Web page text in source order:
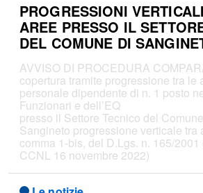
PROGRESSIONI
AREE PRESSO IL
DEL COMUNE DI
AVVISO DI PROCEDURA
copertura tramite progressione tra le
personale dipendente di n. 1 posto
Funzionari e dell’EQ
presso il Settore Tecnico del
Sangineto progressione verticale tra
comma 1-bis, del D.Lgs. n. 165/2001
CCNL 16 novembre 2022)